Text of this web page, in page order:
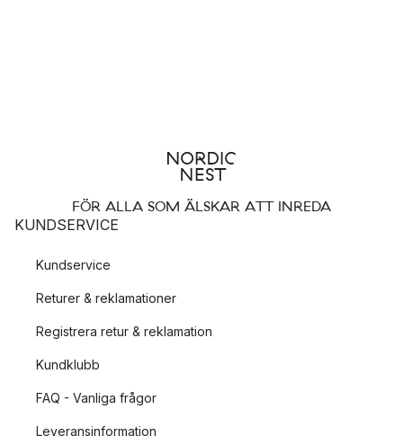
FÖR ALLA SOM ÄLSKAR ATT INREDA
KUNDSERVICE
Kundservice
Returer & reklamationer
Registrera retur & reklamation
Kundklubb
FAQ - Vanliga frågor
Leveransinformation